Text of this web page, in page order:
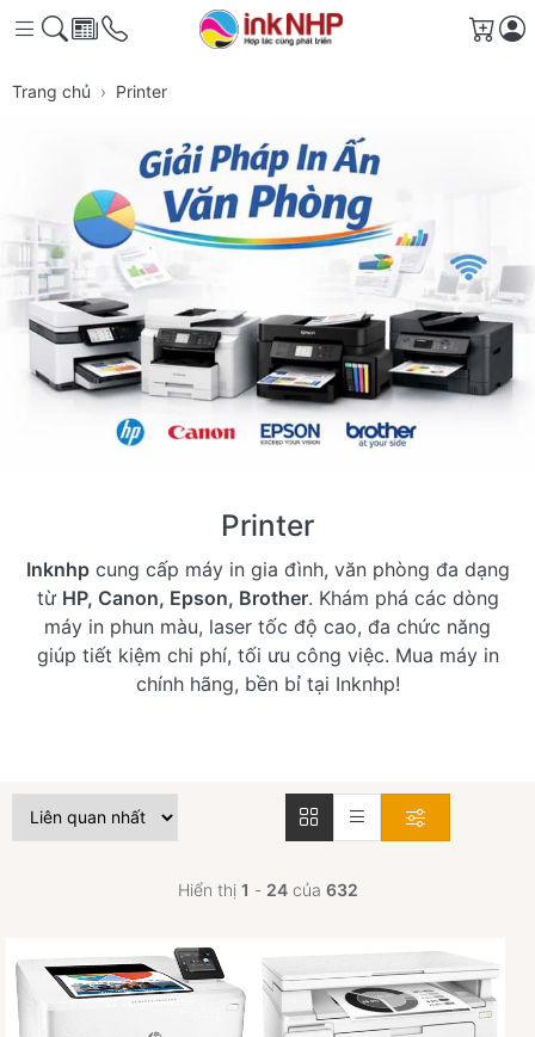
Giỏ
Trang chủ Printer
Printer
Inknhpcung cấp máy in gia đình, văn phòng đa dạng
từ HP, Canon, Epson, Brother. Khám phá các dòng
máy in phun màu, laser tốc độ cao, đa chức năng
giúp tiết kiệm chi phí, tối ưu công việc. Mua máy in
chính hãng, bền bỉ tại Inknhp!
Hiển thị 1 - 24của 632